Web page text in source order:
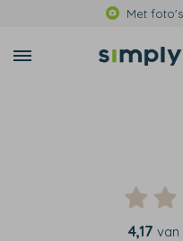
Met
4,17 van